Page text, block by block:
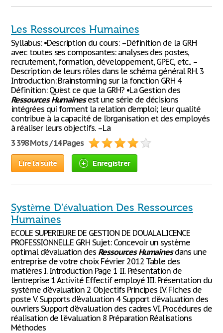
Les Ressources Humaines
Syllabus: •Description du cours: –Définition de la GRH
avec toutes ses composantes: analyses des postes,
recrutement, formation, développement, GPEC, etc.. –
Description de leurs rôles dans le schéma général RH. 3
Introduction: Brainstorming sur la fonction GRH 4
Définition: Qu’est ce que la GRH? •La Gestion des
Ressources Humainesest une série de décisions
intégrées qui forment la relation d’emploi; leur qualité
contribue à la capacité de l’organisation et des employés
à réaliser leurs objectifs. –La
3 398 Mots / 14 Pages
Lire la suite Enregistrer
Système D'évaluation Des Ressources
Humaines
ECOLE SUPERIEURE DE GESTION DE DOUALA LICENCE
PROFESSIONNELLE GRH Sujet: Concevoir un système
optimal d’évaluation des Ressources Humainesdans une
entreprise de votre choix Février 2012 Table des
matières I. Introduction Page 1 II. Présentation de
l’entreprise 1 Activité Effectif employé III. Présentation du
système d'évaluation 2 Objectifs Principes IV. Fiches de
poste V. Supports d'évaluation 4 Support d'évaluation des
ouvriers Support d'évaluation des cadres VI. Procédures de
réalisation de l'évaluation 8 Préparation Réalisations
Méthodes